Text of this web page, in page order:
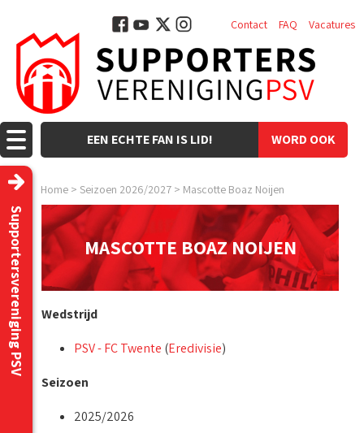
WORD OOK
EEN ECHTE FAN IS LID!
Contact FAQ Vacatures
Home > Seizoen 2026/2027 > Mascotte Boaz Noijen
Supportersvereniging PSV MASCOTTE BOAZ NOIJEN
Wedstrijd
PSV - FC Twente (Eredivisie)
Seizoen
2025/2026